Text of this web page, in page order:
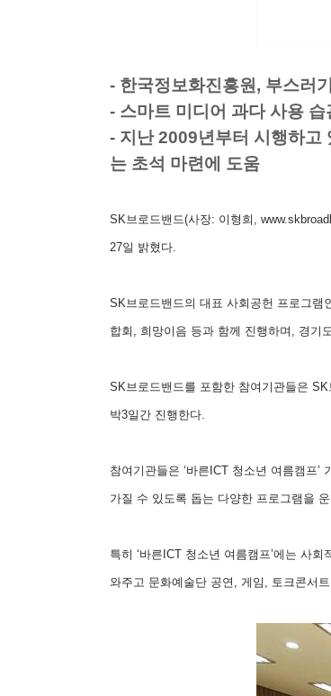
- 한국정보화진흥원, 부스러
- 스마트 미디어 과다 사용
- 지난 2009년부터 시행하고
는 초석 마련에 도움
SK브로드밴드(사장: 이형희,
27일 밝혔다.
SK브로드밴드의 대표 사회공헌 프로그램
합회, 희망이음 등과 함께 진행하며, 경기
SK브로드밴드를 포함한 참여기관들은 SK
박3일간 진행한다.
참여기관들은 ‘바른ICT 청소년 여름캠프
가질 수 있도록 돕는 다양한 프로그램을
특히 ‘바른ICT 청소년 여름캠프’에는 사
와주고 문화예술단 공연, 게임, 토크콘서